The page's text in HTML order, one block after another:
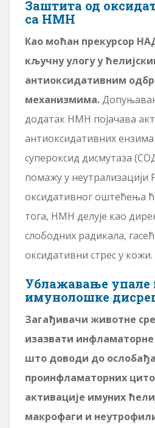
Заштита од
са НМН
Као моћан прекурсор
кључну улогу у
антиоксидативним
механизмима.
додатак НМН појачава
антиоксидативних
супероксид дисмутаза
помажу у неутрализацији
оксидативног оштећења
тога, НМН делује као
слободних радикала,
оксидативни стрес у кожи.
Ублажавање упале
имунолошке
Загађивачи животне
изазвати
што доводи до
проинфламаторних
активације имуних
макрофаги и